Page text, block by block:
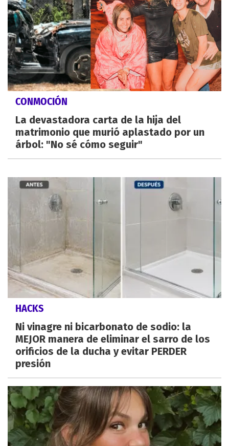
CONMOCIÓN
La devastadora carta de la hija del
matrimonio que murió aplastado por un
árbol: "No sé cómo seguir"
HACKS
Ni vinagre ni bicarbonato de sodio: la
MEJOR manera de eliminar el sarro de los
orificios de la ducha y evitar PERDER
presión